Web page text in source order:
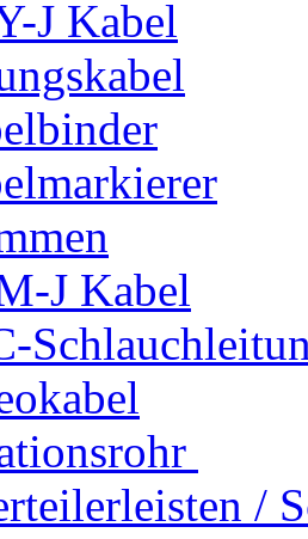
J Kabel
J Kabel
/